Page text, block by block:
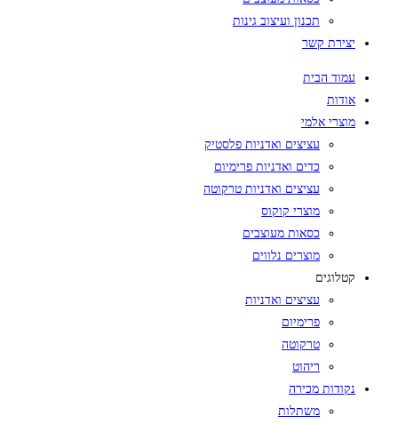
תכנון ועיצוב גינות
יצירת קשר
עמוד הבית
אודות
מוצרי אלמי
עציצים ואדניות פלסטיק
כדים ואדניות פרימיום
עציצים ואדניות טרקוטה
מוצרי קוקוס
כסאות מעוצבים
מוצרים נלווים
קטלוגים
עציצים ואדניות
פרימיום
טרקוטה
ריהוט
נקודות מכירה
משתלות